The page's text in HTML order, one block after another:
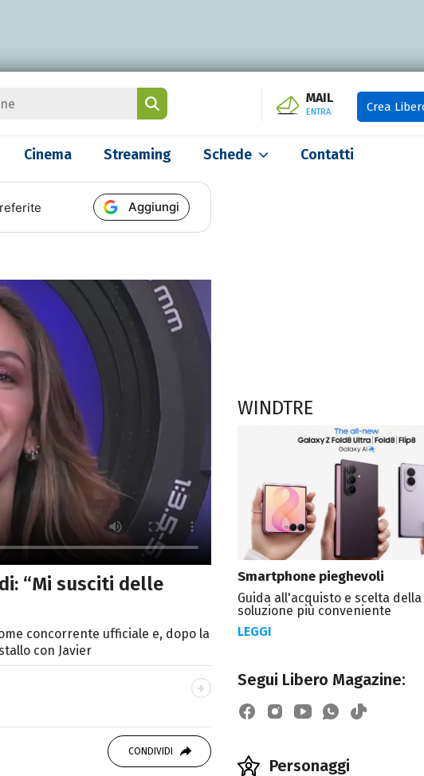
MAIL
ENTRA Crea
Cinema Streaming Schede Contatti
Aggiungi
“Mi susciti delle
concorrente ufficiale e, dopo la
con Javier
serie. Scrivo di spettacoli, film
CONDIVIDI
WINDTRE
Smartphone pieghevoli
Guida all'acquisto e scelta della
soluzione più conveniente
LEGGI
Segui Libero Magazine:
Personaggi